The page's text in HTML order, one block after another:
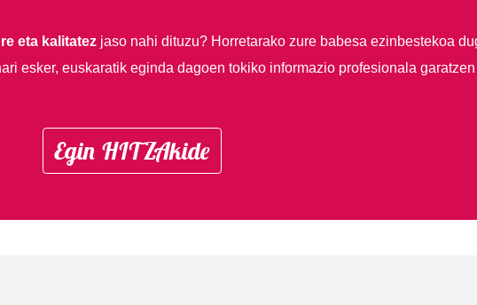
eta kalitatezjaso nahi dituzu? Horretarako zure babesa ezinbestekoa
esker, euskaratik eginda dagoen tokiko informazio profesionala garatzen
Egin HITZAkide